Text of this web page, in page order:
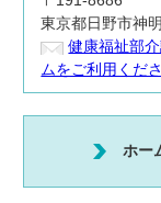
東京都日野市神
健康福祉部
ムをご利用くださ
ホー